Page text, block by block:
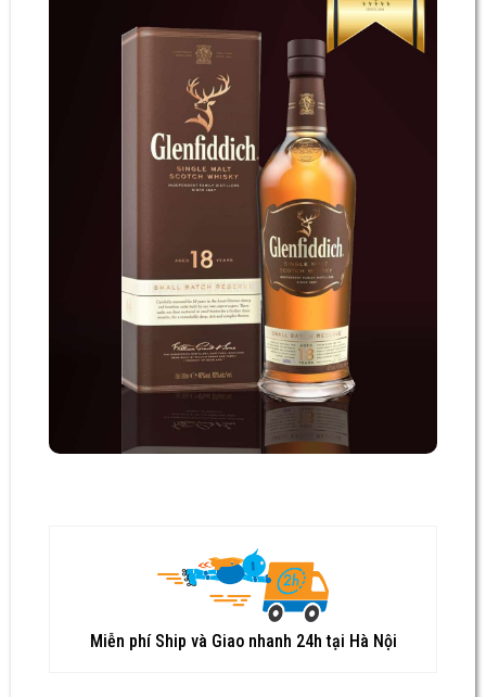
Miễn phí Ship và Giao nhanh 24h tại Hà Nội